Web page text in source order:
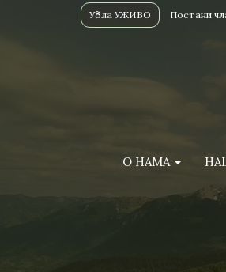
Убла УЖИВО Постани
О НАМА